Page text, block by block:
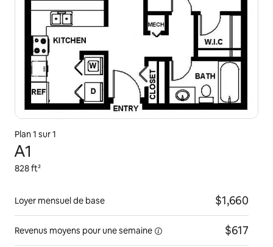
Plan 1 sur 1
A1
828 ft²
Loyer mensuel de base $1,660
Revenus moyens pour unesemaine $617